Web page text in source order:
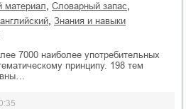
материал словарный запас
знания и навыки
7000 наиболее употребительных
принципу. 198 тем